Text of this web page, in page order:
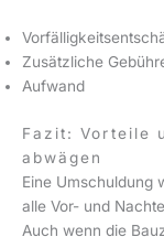
Zusätzliche
Aufwand
Fazit: Vorteile
abwägen
Eine Umschuldung
alle Vor- und
Auch wenn die